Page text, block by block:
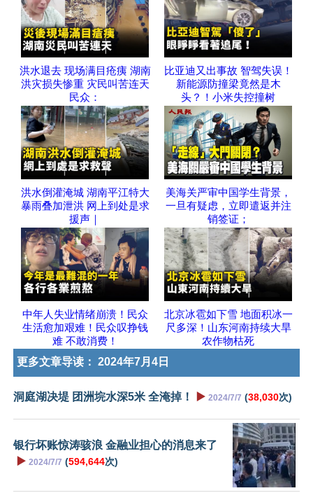
洪水退去 现场满目疮痍 湖南
洪灾损失惨重 灾民叫苦连天
民众：
比亚迪又出事故 智驾失误！
新能源防撞梁竟然是木
头？！小米失控撞树
洪水倒灌淹城 湖南平江特大
暴雨叠加泄洪 网上到处是求
援声｜
美海关严审中国学生背景，
一旦有疑虑，立即遣返并注
销签证；
中年人失业情绪崩溃！民众
生活愈加艰难！民众叹挣钱
难 不敢消费！
北京冰雹如下雪 地面积冰一
尺多深！山东河南持续大旱
农作物枯死
更多文章导读： 2024年7月4日
洞庭湖决堤 团洲垸水深5米 全淹掉！ ▶️ 2024/7/7 (38,030次)
银行坏账惊涛骇浪 金融业担心的消息来了
▶️ 2024/7/7 (594,644次)